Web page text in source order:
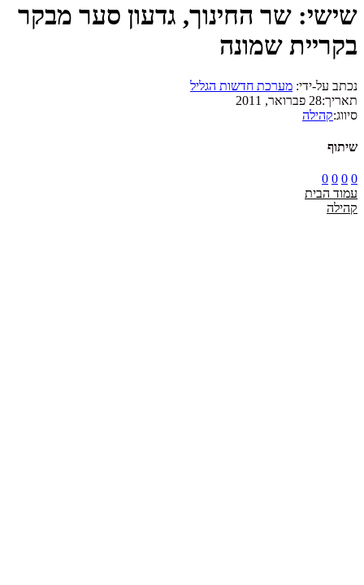
שישי: שר החינוך, גדעון סער מבקר
בקריית שמונה
נכתב על-ידי: מערכת חדשות הגליל
תאריך:28 פברואר, 2011
סיווג:קהילה
שיתוף
0
0
0
0
עמוד הבית
קהילה